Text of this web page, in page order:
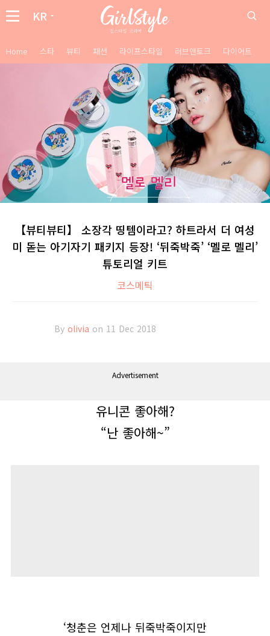
KR
Home 스타 뷰티 패션 라이프스타일 러브앤토크 다이어트
【뷰티뷰티】 소장각 띵템이라고? 하트라서 더 여성
미 돋는 아기자기 패키지 등장! ‘뒤죽박죽’ ‘멜로 멜리’
튜토리얼 키트
코스메틱
By olivia on 11 Dec 2018
Advertisement
유니콘 좋아해?
“난 좋아해~”
‘청춘은 언제나 뒤죽박죽이지만